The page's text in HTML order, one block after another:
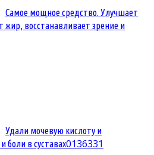
Самое мощное средство. Улучшает
жир, восстанавливает зрение и
Удали мочевую кислоту и
боли в суставах0136331